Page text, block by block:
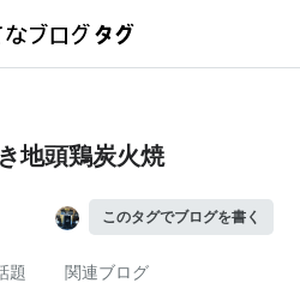
地頭鶏炭火焼
このタグでブログを書く
題 関連ブログ